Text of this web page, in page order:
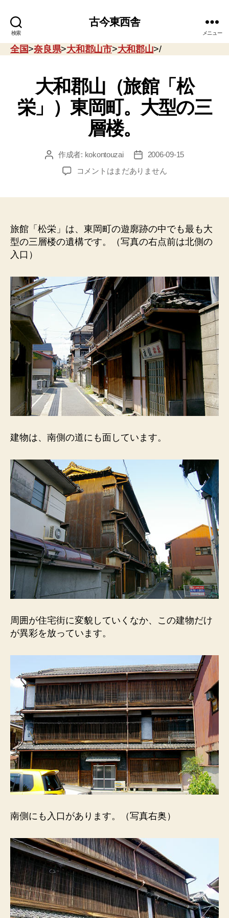
検索
古今東西舎
メニュー
全国>奈良県>大和郡山市>大和郡山>/
大和郡山（旅館「松
栄」）東岡町。大型の三
層楼。
投 作成者: kokontouzai
投
稿
日
2006-09-15
大
「松
栄」）
町。
の
三
層
楼。
へ
の
コメントはまだありません
旅館「松栄」は、東岡町の遊廓跡の中でも最も大
型の三層楼の遺構です。（写真の右点前は北側の
入口）
建物は、南側の道にも面しています。
周囲が住宅街に変貌していくなか、この建物だけ
が異彩を放っています。
南側にも入口があります。（写真右奥）